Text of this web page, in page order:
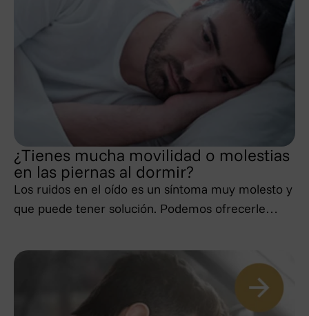
¿Tienes mucha movilidad o molestias
en las piernas al dormir?
Los ruidos en el oído es un síntoma muy molesto y
que puede tener solución. Podemos ofrecerle…